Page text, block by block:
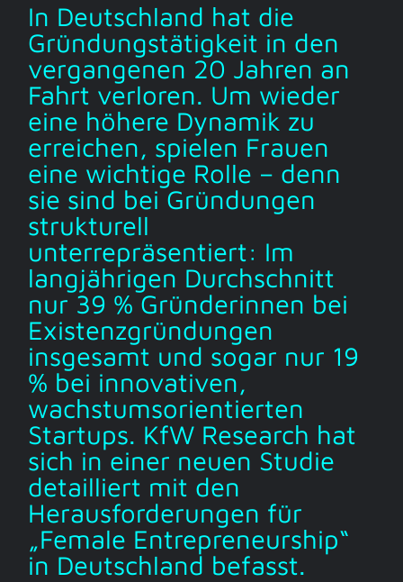
In Deutschland hat die
Gründungstätigkeit in den
vergangenen 20 Jahren an
Fahrt verloren. Um wieder
eine höhere Dynamik zu
erreichen, spielen Frauen
eine wichtige Rolle – denn
sie sind bei Gründungen
strukturell
unterrepräsentiert: Im
langjährigen Durchschnitt
nur 39 % Gründerinnen bei
Existenzgründungen
insgesamt und sogar nur 19
% bei innovativen,
wachstumsorientierten
Startups. KfW Research hat
sich in einer neuen Studie
detailliert mit den
Herausforderungen für
„Female Entrepreneurship“
in Deutschland befasst.